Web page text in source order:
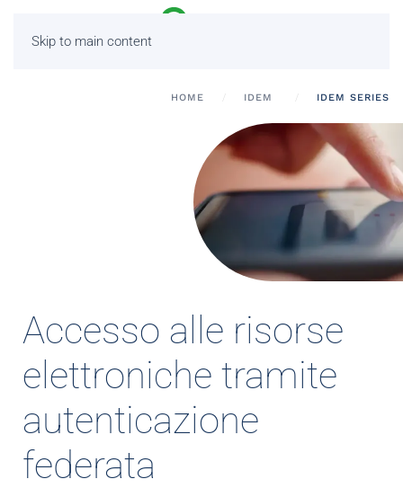
Skip to main content
HOME IDEM IDEM SERIES
Accesso alle risorse
elettroniche tramite
autenticazione
federata